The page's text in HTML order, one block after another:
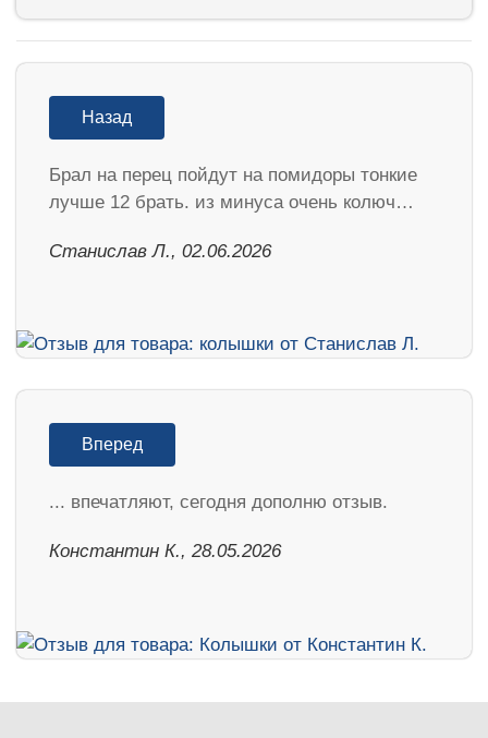
Назад
Брал на перец пойдут на помидоры тонкие
лучше 12 брать. из минуса очень колюч…
Станислав Л., 02.06.2026
Вперед
... впечатляют, сегодня дополню отзыв.
Константин К., 28.05.2026